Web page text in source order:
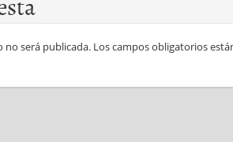
no será publicada. Los campos obligatorios